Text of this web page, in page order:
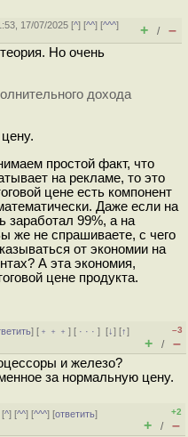
17/07/2025 [^] [^^] [^^^]
+ / –
Но очень
дохода
простой факт, что
на рекламе, то это
цене есть компонент
Даже если на
заработал 99%, а на
же не спрашиваете, с чего
от экономии на
А эта экономия,
цене продукта.
] [ ﹢﹢﹢] [ · · ·][↓] [↑]
–3
+ / –
и железо?
за нормальную цену.
[^] [^^] [^^^] [ответить]
+2
+ / –